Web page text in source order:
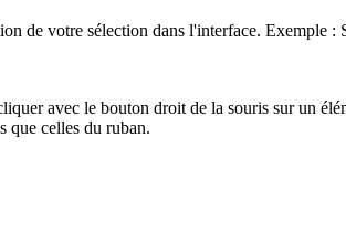
de votre sélection dans l'interface. Exemple
avec le bouton droit de la souris sur un
que celles du ruban.